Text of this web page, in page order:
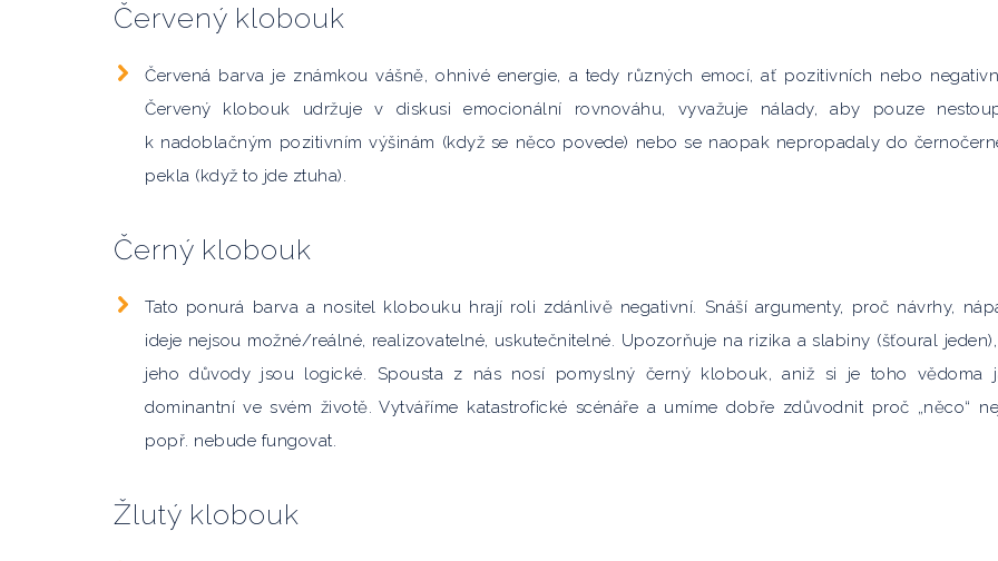
Červený klobouk
Červená barva je známkou vášně, ohnivé energie, a tedy různých emocí, ať pozitivních nebo
Červený klobouk udržuje v diskusi emocionální rovnováhu, vyvažuje nálady, aby pouze
k nadoblačným pozitivním výšinám (když se něco povede) nebo se naopak nepropadaly do
pekla (když to jde ztuha).
Černý klobouk
Tato ponurá barva a nositel klobouku hrají roli zdánlivě negativní. Snáší argumenty, proč návrhy,
ideje nejsou možné/reálné, realizovatelné, uskutečnitelné. Upozorňuje na rizika a slabiny (šťoural
jeho důvody jsou logické. Spousta z nás nosí pomyslný černý klobouk, aniž si je toho vědoma
dominantní ve svém životě. Vytváříme katastrofické scénáře a umíme dobře zdůvodnit proč „něco“
popř. nebude fungovat.
Žlutý klobouk